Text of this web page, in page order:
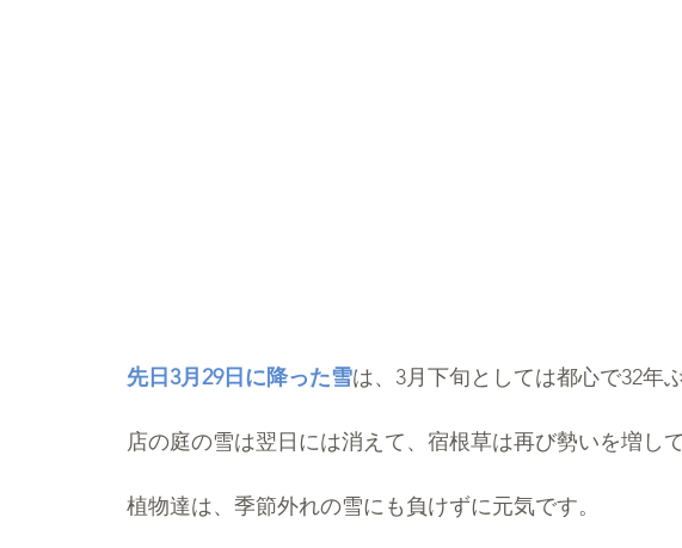
先日3月29日に降った雪は、3月下旬としては都心で32年
店の庭の雪は翌日には消えて、宿根草は再び勢いを増し
植物達は、季節外れの雪にも負けずに元気です。